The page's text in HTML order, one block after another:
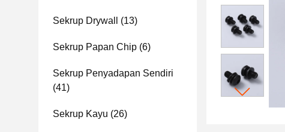
Sekrup Drywall (13)
Sekrup Papan Chip (6)
Sekrup Penyadapan Sendiri
(41)
Sekrup Kayu (26)